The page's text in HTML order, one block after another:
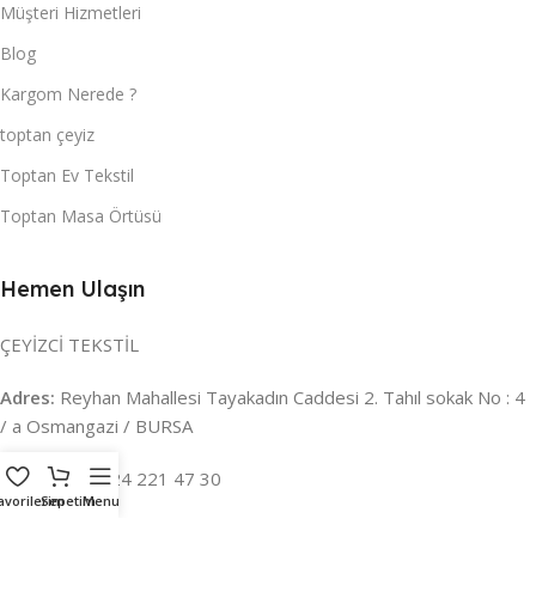
Müşteri Hizmetleri
Blog
Kargom Nerede ?
toptan çeyiz
Toptan Ev Tekstil
Toptan Masa Örtüsü
Hemen Ulaşın
ÇEYİZCİ TEKSTİL
Adres: Reyhan Mahallesi Tayakadın Caddesi 2. Tahıl sokak No : 4
/ a Osmangazi / BURSA
İLETİŞİM : 0224 221 47 30
SepetimMenu